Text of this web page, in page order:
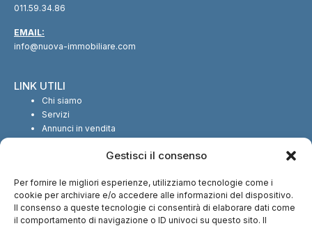
Gestisci il consenso
Per fornire le migliori esperienze, utilizziamo tecnologie come i
cookie per archiviare e/o accedere alle informazioni del dispositivo.
Il consenso a queste tecnologie ci consentirà di elaborare dati come
il comportamento di navigazione o ID univoci su questo sito. Il
011.59.34.86
EMAIL:
info@nuova-immobiliare.com
LINK UTILI
Chi siamo
Servizi
Annunci in vendita
SEGUICI SUI SOCIAL